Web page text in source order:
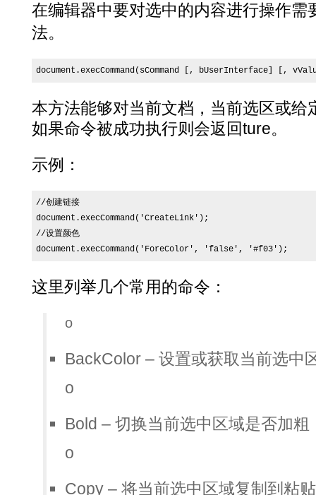
在编辑器中要对选中的内容进行操作需
法。
document.execCommand(sCommand [, bUserInterface] [,
本方法能够对当前文档，当前选区或给
如果命令被成功执行则会返回ture。
示例：
//创建链接
document.execCommand('CreateLink');
//设置颜色
document.execCommand('ForeColor', 'false', '#f03');
这里列举几个常用的命令：
o
BackColor – 设置或获取当前选中
o
Bold – 切换当前选中区域是否加粗
o
Copy – 将当前选中区域复制到粘